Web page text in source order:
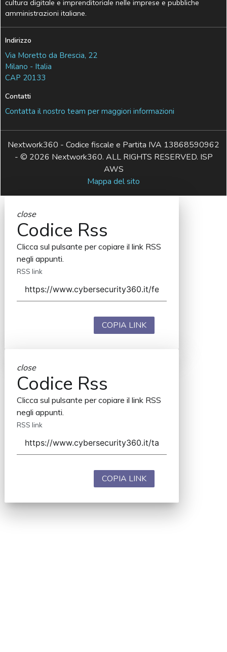
cultura digitale e imprenditoriale nelle imprese e pubbliche
amministrazioni italiane.
Indirizzo
Via Moretto da Brescia, 22
Milano - Italia
CAP 20133
Contatti
Contatta il nostro team per maggiori informazioni
Nextwork360 - Codice fiscale e Partita IVA 13868590962
- © 2026 Nextwork360. ALL RIGHTS RESERVED. ISP
AWS
Mappa del sito
close
Codice Rss
Clicca sul pulsante per copiare il link RSS
negli appunti.
RSS link
COPIA LINK
close
Codice Rss
Clicca sul pulsante per copiare il link RSS
negli appunti.
RSS link
COPIA LINK